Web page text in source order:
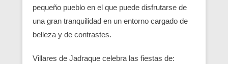
pequeño pueblo en el que puede disfrutarse de
una gran tranquilidad en un entorno cargado de
belleza y de contrastes.
Villares de Jadraque celebra las fiestas de: